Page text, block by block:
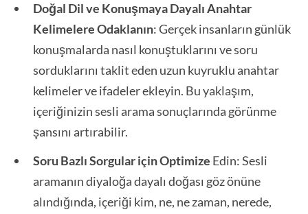
Doğal Dil ve Konuşmaya Dayalı Anahtar
Kelimelere Odaklanın: Gerçek insanların günlük
konuşmalarda nasıl konuştuklarını ve soru
sorduklarını taklit eden uzun kuyruklu anahtar
kelimeler ve ifadeler ekleyin. Bu yaklaşım,
içeriğinizin sesli arama sonuçlarında görünme
şansını artırabilir.
Soru Bazlı Sorgular için Optimize Edin: Sesli
aramanın diyaloğa dayalı doğası göz önüne
alındığında, içeriği kim, ne, ne zaman, nerede,